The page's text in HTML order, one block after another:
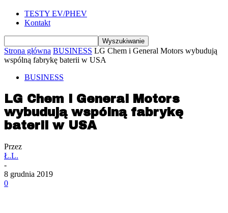
TESTY EV/PHEV
Kontakt
Strona główna BUSINESS LG Chem i General Motors wybudują
wspólną fabrykę baterii w USA
BUSINESS
LG Chem i General Motors
wybudują wspólną fabrykę
baterii w USA
Przez
Ł.L.
-
8 grudnia 2019
0